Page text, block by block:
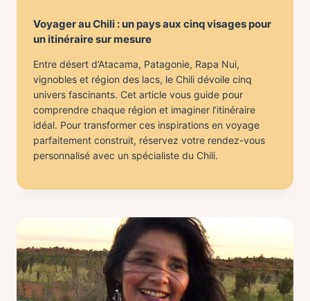
Voyager au Chili : un pays aux cinq visages pour
un itinéraire sur mesure
Entre désert d’Atacama, Patagonie, Rapa Nui,
vignobles et région des lacs, le Chili dévoile cinq
univers fascinants. Cet article vous guide pour
comprendre chaque région et imaginer l’itinéraire
idéal. Pour transformer ces inspirations en voyage
parfaitement construit, réservez votre rendez-vous
personnalisé avec un spécialiste du Chili.